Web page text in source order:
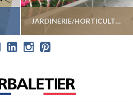
JARDINERIE/HORTICULTURE